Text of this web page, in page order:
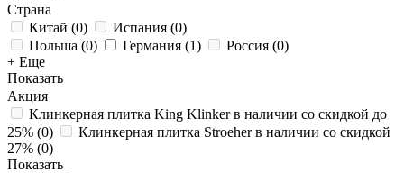
Страна
Китай (0) Испания (0)
Польша (0) Германия (1) Россия (0)
+ Еще
Показать
Акция
Клинкерная плитка King Klinker в наличии со скидкой до
25% (0)
Клинкерная плитка Stroeher в наличии со скидкой
27% (0)
Показать